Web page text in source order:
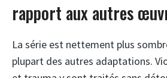
rapport aux autres
La série est nettement plus
plupart des autres adaptations.